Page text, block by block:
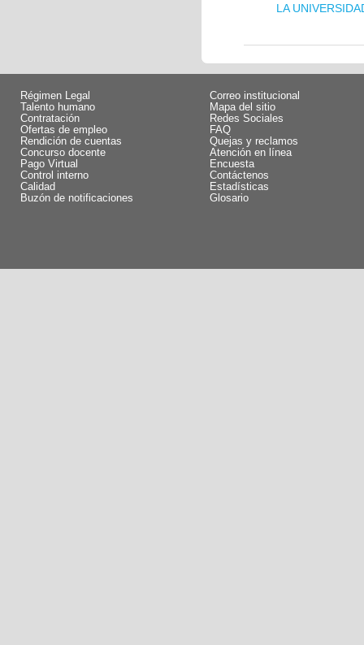
LA
Régimen Legal
Talento humano
Contratación
Ofertas de empleo
Rendición de cuentas
Concurso docente
Pago Virtual
Control interno
Calidad
Buzón de notificaciones
Correo institucional
Mapa del sitio
Redes Sociales
FAQ
Quejas y reclamos
Atención en línea
Encuesta
Contáctenos
Estadísticas
Glosario